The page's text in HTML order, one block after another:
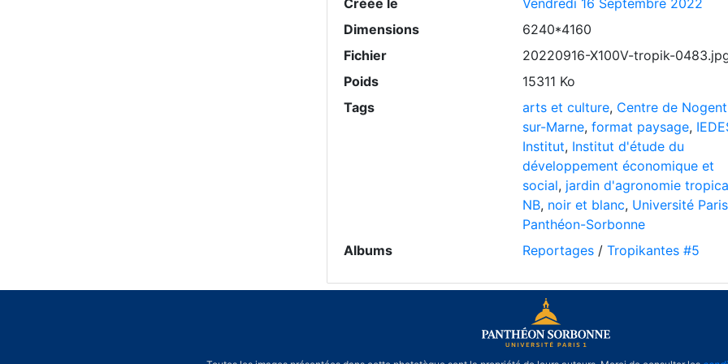
Créée le
Vendredi 16 Septembre 2022
Dimensions
6240*4160
Fichier
20220916-X100V-tropik-
Poids
15311 Ko
Tags
arts et culture, Centre de
sur-Marne, format paysage,
Institut, Institut d'étude du
développement économique et
social, jardin d'agronomie
NB, noir et blanc, Université
Panthéon-Sorbonne
Albums
Reportages / Tropikantes #5